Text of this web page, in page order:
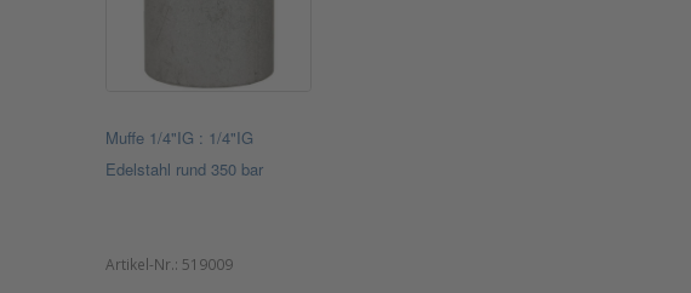
Muffe 1/4"IG : 1/4"IG
Edelstahl rund 350 bar
Artikel-Nr.: 519009